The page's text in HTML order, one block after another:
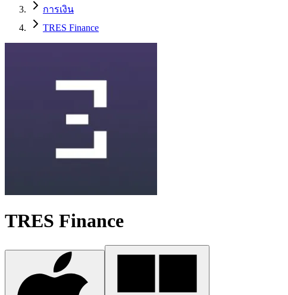
การเงิน
TRES Finance
TRES Finance